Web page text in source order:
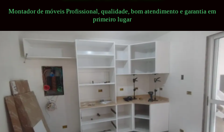
Montador de móveis Profissional, qualidade, bom atendimento e garantia em
primeiro lugar